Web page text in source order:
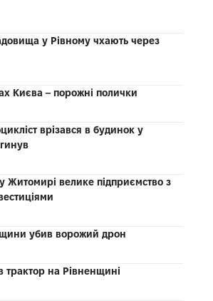
у Рівному чхають через
Києва – порожні полички
врізався в будинок у
Житомирі велике підприємство з
убив ворожий дрон
трактор на Рівненщині